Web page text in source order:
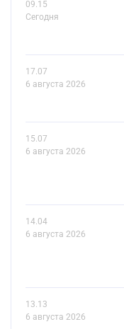
09.15
Сегодня
17.07
6 августа 2026
15.07
6 августа 2026
14.04
6 августа 2026
13.13
6 августа 2026